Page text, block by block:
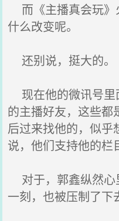
而《主播真会玩》
什么改变呢。
还别说，挺大的。
现在他的微讯号里
的主播好友，这些都
后过来找他的，似乎
说，他们支持他的栏
对于，郭鑫纵然心
一刻，也被压制了下